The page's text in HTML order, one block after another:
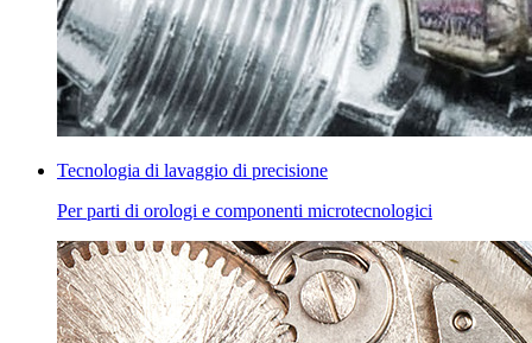
Tecnologia di lavaggio di precisione
Per parti di orologi e componenti microtecnologici